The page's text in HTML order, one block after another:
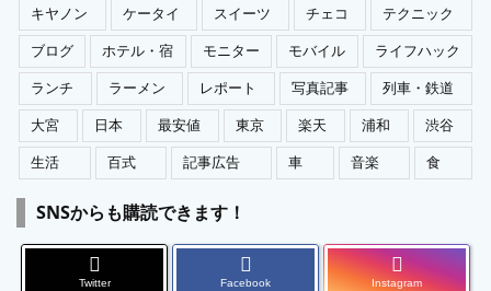
キヤノン
ケータイ スイーツ チェコ
テクニック
ブログ
ホテル・宿 モニター モバイル
ライフハック
ランチ
ラーメン レポート 写真記事
列車・鉄道
大宮
日本 最安値 東京 楽天 浦和
渋谷
生活
百式 記事広告 車 音楽 食
SNSからも購読できます！
Twitter Facebook Instagram